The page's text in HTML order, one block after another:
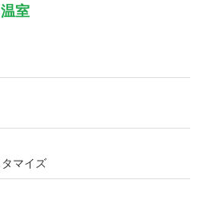
室
マイズ